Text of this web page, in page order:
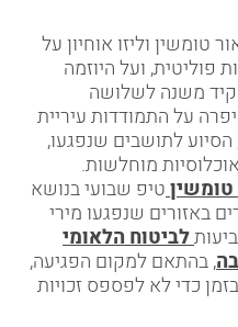
טומשין וליזו אוחיון על
פוליטית, ועל היוזמה
משנה לשלושה
על התמודדות עיריית
לתושבים שנפגעו,
מוחלשות.
טומשיןטיפ שבועי בנושא
באזורים שנפגעו מירי
לביטוח הלאומי
, בהתאם למקום הפגיעה,
כדי לא לפספס זכויות